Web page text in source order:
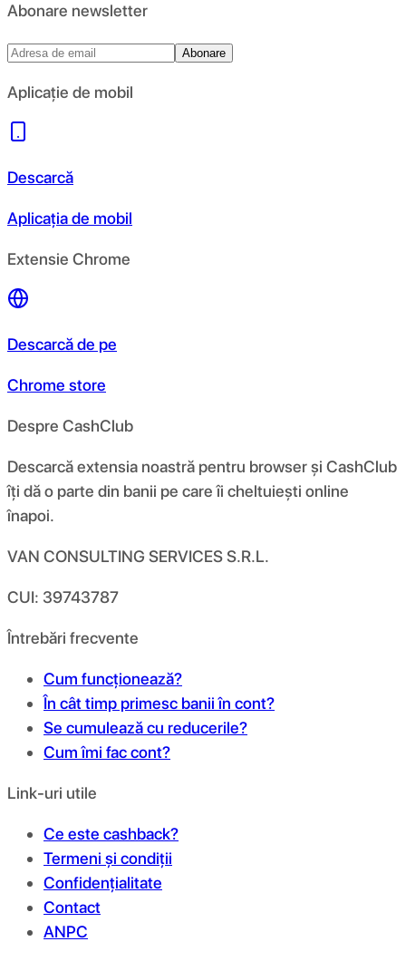
Abonare newsletter
Abonare
Aplicație de mobil
Descarcă
Aplicația de mobil
Extensie Chrome
Descarcă de pe
Chrome store
Despre CashClub
Descarcă extensia noastră pentru browser și CashClub
îți dă o parte din banii pe care îi cheltuiești online
înapoi.
VAN CONSULTING SERVICES S.R.L.
CUI: 39743787
Întrebări frecvente
Cum funcționează?
În cât timp primesc banii în cont?
Se cumulează cu reducerile?
Cum îmi fac cont?
Link-uri utile
Ce este cashback?
Termeni și condiții
Confidențialitate
Contact
ANPC